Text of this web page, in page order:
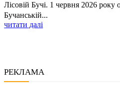
Лісовій Бучі. 1 червня 2026 року організація зареєструвала в
Бучанській...
читати далі
РЕКЛАМА